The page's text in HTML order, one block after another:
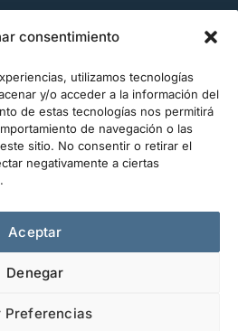
consentimiento
utilizamos tecnologías
y/o acceder a la información del
de estas tecnologías nos permitirá
de navegación o las
sitio. No consentir o retirar el
negativamente a ciertas
Aceptar
Denegar
Preferencias
Izquierda. 28006, Madrid.
CONTACTO
919 993 434